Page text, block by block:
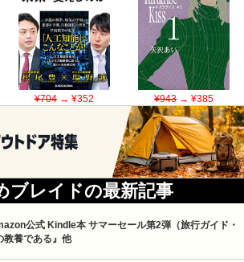
¥704→ ¥352 ¥943→ ¥385
ブレイドの最新記事
公式 Kindle本 サマーセール第2弾（旅行ガイド・
教養である』他